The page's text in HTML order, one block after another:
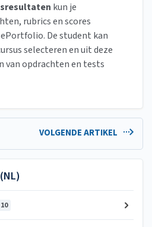
kun je
rubrics en scores
De student kan
selecteren en uit deze
van opdrachten en tests
VOLGENDE ARTIKEL
10